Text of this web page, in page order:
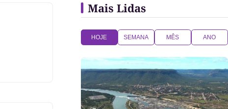
Mais Lidas
HOJE SEMANA MÊS ANO